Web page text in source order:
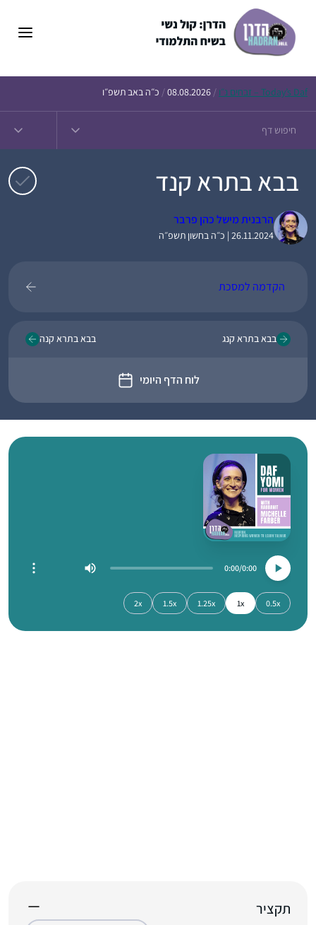
Today’s Daf – זבחים נ״ו /
08.08.2026
/ כ״ה באב תשפ״ו
בבא בתרא קנד
הרבנית מישל כהן פרבר
26.11.2024 | כ״ה בחשון תשפ״ה
הקדמה למסכת
בבא בתרא קנג
לוח הדף היומי
בבא בתרא קנה
0:00
0:00
0.5x
1x
1.25x
1.5x
2x
תקציר